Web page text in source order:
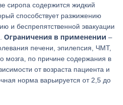
сиропа содержится жидкий
способствует разжижению
и беспрепятственной эвакуации
Ограничения в применении –
печени, эпилепсия, ЧМТ,
мозга, по причине содержания в
от возраста пациента и
норма варьируется от 2,5 до